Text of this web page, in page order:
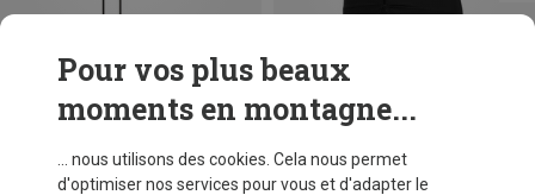
Vous économisez 48% Vous économisez 51%
Pour vos plus beaux
moments en montagne...
... nous utilisons des cookies. Cela nous permet
d'optimiser nos services pour vous et d'adapter le